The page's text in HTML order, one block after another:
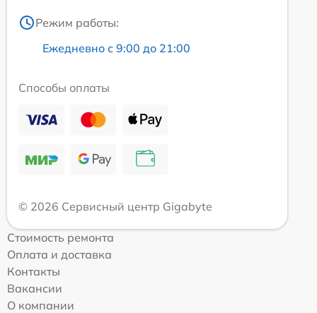
Режим работы:
Ежедневно с 9:00 до 21:00
Способы оплаты
© 2026 Сервисный центр Gigabyte
Стоимость ремонта
Оплата и доставка
Контакты
Вакансии
О компании